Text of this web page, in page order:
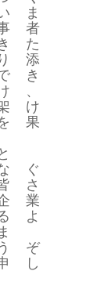
ま
者
た
添
き
、
け
果
ぐ
さ
業
よ
ぞ
し